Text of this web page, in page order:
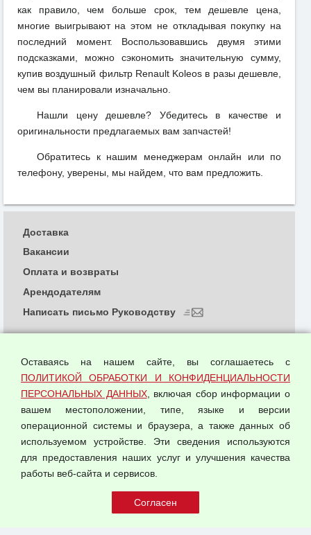
как правило, чем больше срок, тем дешевле цена,
многие выигрывают на этом не откладывая покупку на
последний момент. Воспользовавшись двумя этими
подсказками, можно сэкономить значительную сумму,
купив воздушный фильтр Renault Koleos в разы дешевле,
чем вы планировали изначально.
Нашли цену дешевле? Убедитесь в качестве и
оригинальности предлагаемых вам запчастей!
Обратитесь к нашим менеджерам онлайн или по
телефону, уверены, мы найдем, что вам предложить.
© 2026 ООО "Феникс"
Политика обработки и конфиденциальности
персональных данных
Согласием на обработку персональных данных
Оферта оптовой купли-продажи
Публичная оферта
Доставка
Вакансии
Оплата и возвраты
Арендодателям
Написать письмо Руководству
Оставаясь на нашем сайте, вы соглашаетесь с
ПОЛИТИКОЙ ОБРАБОТКИ И КОНФИДЕНЦИАЛЬНОСТИ
ПЕРСОНАЛЬНЫХ ДАННЫХ, включая сбор информации о
вашем местоположении, типе, языке и версии
операционной системы и браузера, а также данных об
используемом устройстве. Эти сведения используются
для предоставления наших услуг и улучшения качества
работы веб-сайта и сервисов.